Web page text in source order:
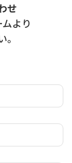
せ
より